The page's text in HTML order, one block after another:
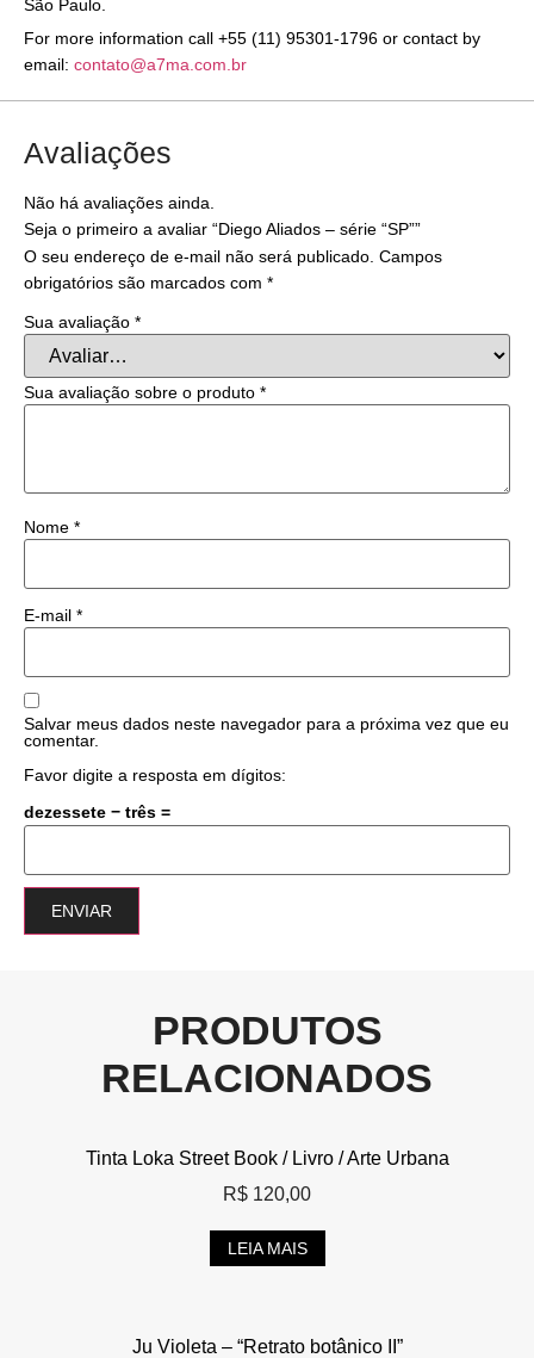
São Paulo.
For more information call +55 (11) 95301-1796 or contact by
email: contato@a7ma.com.br
Avaliações
Não há avaliações ainda.
Seja o primeiro a avaliar “Diego Aliados – série “SP””
O seu endereço de e-mail não será publicado. Campos
obrigatórios são marcados com *
Sua avaliação *
Sua avaliação sobre o produto *
Nome *
E-mail *
Salvar meus dados neste navegador para a próxima vez que eu
comentar.
Favor digite a resposta em dígitos:
dezessete − três =
PRODUTOS
RELACIONADOS
Tinta Loka Street Book / Livro / Arte Urbana
R$ 120,00
LEIA MAIS
Ju Violeta – “Retrato botânico II”